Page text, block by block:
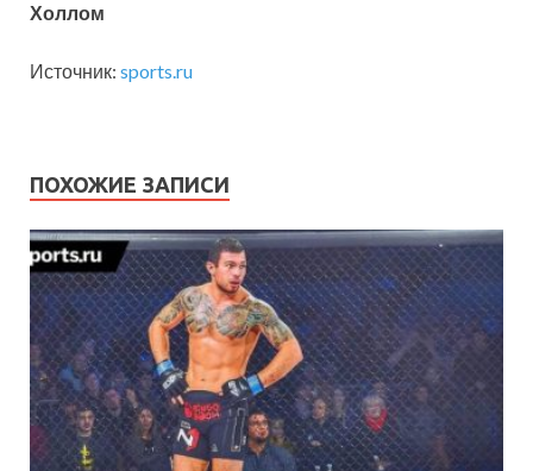
Холлом
Источник: sports.ru
ПОХОЖИЕ ЗАПИСИ